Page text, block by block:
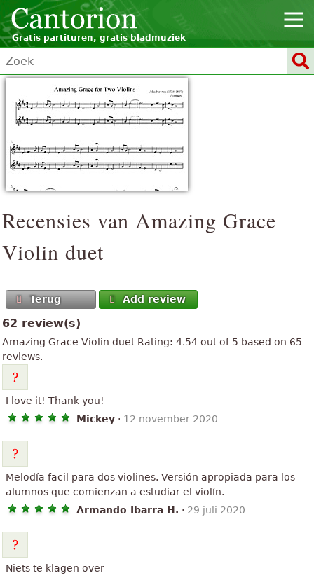
Gratis partituren, gratis bladmuziek
Recensies van Amazing Grace
Violin duet
Terug Add review
62 review(s)
Amazing Grace Violin duet Rating: 4.54 out of 5 based on 65
reviews.
I love it! Thank you!
Mickey · 12 november 2020
Melodía facil para dos violines. Versión apropiada para los
alumnos que comienzan a estudiar el violín.
Armando Ibarra H. · 29 juli 2020
Niets te klagen over